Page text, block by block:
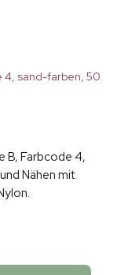
4, sand-farben, 50
B, Farbcode 4,
Nähen mit